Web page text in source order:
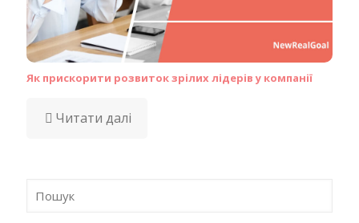
Як прискорити розвиток зрілих лідерів у компанії
Читати далі